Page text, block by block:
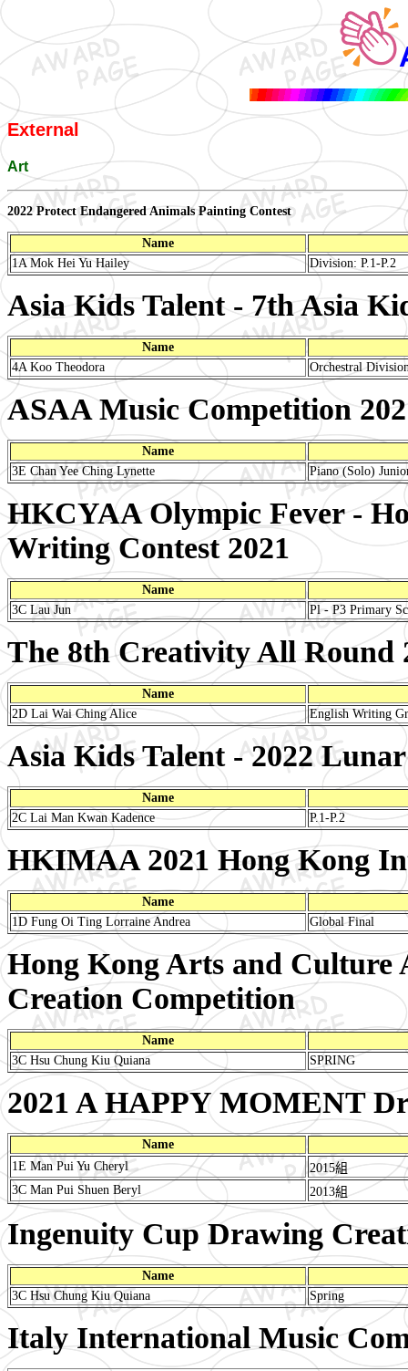
External
Art
2022 Protect Endangered Animals Painting Contest
Name
1A Mok Hei Yu Hailey
Division: P.1-P.2
Asia Kids Talent - 7th Asia
Name
4A Koo Theodora
Orchestral
ASAA Music Competition
Name
3E Chan Yee Ching Lynette
Piano (Solo)
HKCYAA Olympic Fever -
Writing Contest 2021
Name
3C Lau Jun
Pl - P3 Primary
The 8th Creativity All Round
Name
2D Lai Wai Ching Alice
English Writing
Asia Kids Talent - 2022
Name
2C Lai Man Kwan Kadence
P.1-P.2
HKIMAA 2021 Hong Kong
Name
1D Fung Oi Ting Lorraine Andrea
Global Final
Hong Kong Arts and Culture
Creation Competition
Name
3C Hsu Chung Kiu Quiana
SPRING
2021 A HAPPY MOMENT
Name
1E Man Pui Yu Cheryl
2015組
3C Man Pui Shuen Beryl
2013組
Ingenuity Cup Drawing
Name
3C Hsu Chung Kiu Quiana
Spring
Italy International Music